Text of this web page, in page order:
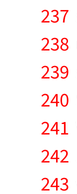
237
238
239
240
241
242
243